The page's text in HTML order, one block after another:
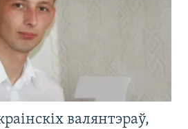
валянтэраў,